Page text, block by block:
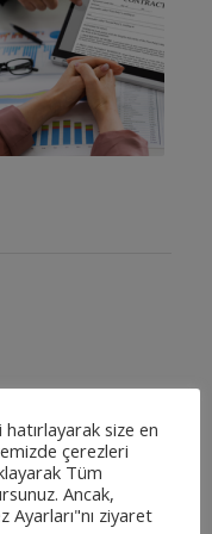
size en
çerezleri
Tüm
Ancak,
ziyaret